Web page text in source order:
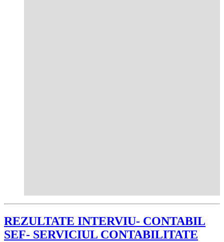
REZULTATE INTERVIU- CONTABIL
SEF- SERVICIUL CONTABILITATE